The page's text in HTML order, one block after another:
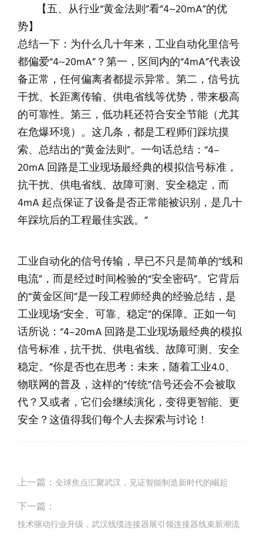
【五、从行业“黄金法则”看“4~20mA”的优
势】
总结一下：为什么几十年来，工业自动化里信号
都偏爱“4~20mA”？第一，区间内的“4mA”代表设
备正常，任何偏离者都提示异常。第二，信号抗
干扰、长距离传输、供电省线等优势，带来极高
的可靠性。第三，低功耗还符合安全节能（尤其
在危爆环境）。这几条，都是工程师们踩坑摸
索、总结出的“黄金法则”。一句话总结：“4–
20mA 回路是工业现场最经典的模拟信号标准，
抗干扰、供电省线、故障可测、安全稳定，而
4mA 起点保证了设备是否正常能被识别，是几十
年踩坑后的工程最佳实践。”
工业自动化的信号传输，早已不只是简单的“线和
电流”，而是经过时间检验的“安全密码”。它背后
的“黄金区间”是一段工程师经典的经验总结，是
工业现场“安全、可靠、稳定”的保障。正如一句
话所说：“4–20mA 回路是工业现场最经典的模拟
信号标准，抗干扰、供电省线、故障可测、安全
稳定。”你是否也在思考：未来，随着工业4.0、
物联网的普及，这样的“传统”信号还会不会被取
代？又或者，它们会继续演化，变得更智能、更
安全？这值得我们每个人去探索与讨论！
上一篇： 全球焦点汇聚武汉，见证智能制造新时代的崛起
下一篇：
技术驱动行业升级，武汉线缆连接器展引领连接器线束新潮流